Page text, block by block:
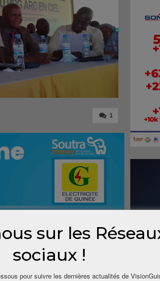
1
sur les
sociaux !
pour suivre les dernières actualités de